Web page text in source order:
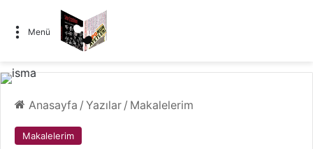
Menü
Anasayfa / Yazılar / Makalelerim
Makalelerim